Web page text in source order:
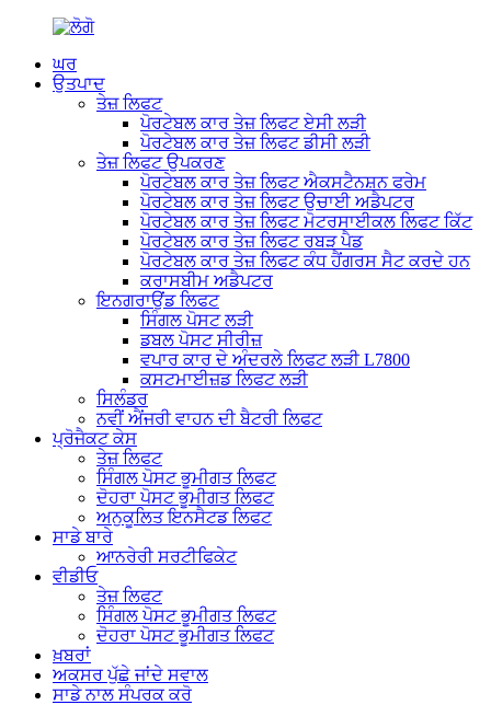
ਘਰ
ਉਤਪਾਦ
ਤੇਜ਼ ਲਿਫਟ
ਪੋਰਟੇਬਲ ਕਾਰ ਤੇਜ਼ ਲਿਫਟ ਏਸੀ ਲੜੀ
ਪੋਰਟੇਬਲ ਕਾਰ ਤੇਜ਼ ਲਿਫਟ ਡੀਸੀ ਲੜੀ
ਤੇਜ਼ ਲਿਫਟ ਉਪਕਰਣ
ਪੋਰਟੇਬਲ ਕਾਰ ਤੇਜ਼ ਲਿਫਟ ਐਕਸਟੈਨਸ਼ਨ ਫਰੇਮ
ਪੋਰਟੇਬਲ ਕਾਰ ਤੇਜ਼ ਲਿਫਟ ਉਚਾਈ ਅਡੈਪਟਰ
ਪੋਰਟੇਬਲ ਕਾਰ ਤੇਜ਼ ਲਿਫਟ ਮੋਟਰਸਾਈਕਲ ਲਿਫਟ ਕਿੱਟ
ਪੋਰਟੇਬਲ ਕਾਰ ਤੇਜ਼ ਲਿਫਟ ਰਬੜ ਪੈਡ
ਪੋਰਟੇਬਲ ਕਾਰ ਤੇਜ਼ ਲਿਫਟ ਕੰਧ ਹੈਂਗਰਸ ਸੈਟ ਕਰਦੇ ਹਨ
ਕਰਾਸਬੀਮ ਅਡੈਪਟਰ
ਇਨਗਰਾਉਂਡ ਲਿਫਟ
ਸਿੰਗਲ ਪੋਸਟ ਲੜੀ
ਡਬਲ ਪੋਸਟ ਸੀਰੀਜ਼
ਵਪਾਰ ਕਾਰ ਦੇ ਅੰਦਰਲੇ ਲਿਫਟ ਲੜੀ L7800
ਕਸਟਮਾਈਜ਼ਡ ਲਿਫਟ ਲੜੀ
ਸਿਲੰਡਰ
ਨਵੀਂ ਐਂਜਰੀ ਵਾਹਨ ਦੀ ਬੈਟਰੀ ਲਿਫਟ
ਪ੍ਰੋਜੈਕਟ ਕੇਸ
ਤੇਜ਼ ਲਿਫਟ
ਸਿੰਗਲ ਪੋਸਟ ਭੂਮੀਗਤ ਲਿਫਟ
ਦੋਹਰਾ ਪੋਸਟ ਭੂਮੀਗਤ ਲਿਫਟ
ਅਨੁਕੂਲਿਤ ਇਨਸੈਟਡ ਲਿਫਟ
ਸਾਡੇ ਬਾਰੇ
ਆਨਰੇਰੀ ਸਰਟੀਫਿਕੇਟ
ਵੀਡੀਓ
ਤੇਜ਼ ਲਿਫਟ
ਸਿੰਗਲ ਪੋਸਟ ਭੂਮੀਗਤ ਲਿਫਟ
ਦੋਹਰਾ ਪੋਸਟ ਭੂਮੀਗਤ ਲਿਫਟ
ਖ਼ਬਰਾਂ
ਅਕਸਰ ਪੁੱਛੇ ਜਾਂਦੇ ਸਵਾਲ
ਸਾਡੇ ਨਾਲ ਸੰਪਰਕ ਕਰੋ